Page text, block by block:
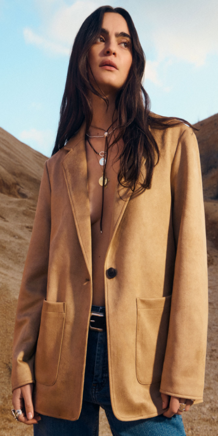
2 MARTS - 15 MARTS 2026
-30% jaunajām pavasara kolekcijām, veicot pirkumu no 30€
-30% jaunajām pavasara kolekcijām, veicot pirkumu no 30€